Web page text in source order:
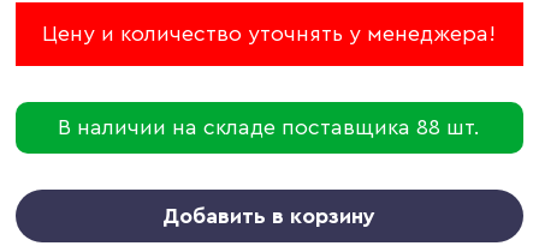
Цену и количество уточнять у менеджера!
В наличии на складе поставщика 88 шт.
Добавить в корзину